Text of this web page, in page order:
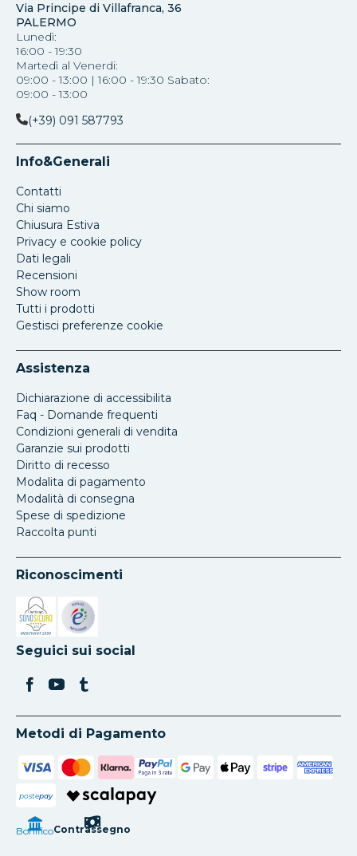
Via Principe di Villafranca, 36
PALERMO
Lunedì:
16:00 - 19:30
Martedì al Venerdi:
09:00 - 13:00 | 16:00 - 19:30 Sabato:
09:00 - 13:00
(+39) 091 587793
Info&Generali
Contatti
Chi siamo
Chiusura Estiva
Privacy e cookie policy
Dati legali
Recensioni
Show room
Tutti i prodotti
Gestisci preferenze cookie
Assistenza
Dichiarazione di accessibilita
Faq - Domande frequenti
Condizioni generali di vendita
Garanzie sui prodotti
Diritto di recesso
Modalita di pagamento
Modalità di consegna
Spese di spedizione
Raccolta punti
Riconoscimenti
Si apre in una nuova scheda
Si apre in una nuova scheda
Seguici sui social
Metodi di Pagamento
postepay
BonificoContrassegno